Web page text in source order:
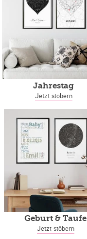
Jahrestag
Jetzt stöbern
Geburt & Taufe
Jetzt stöbern